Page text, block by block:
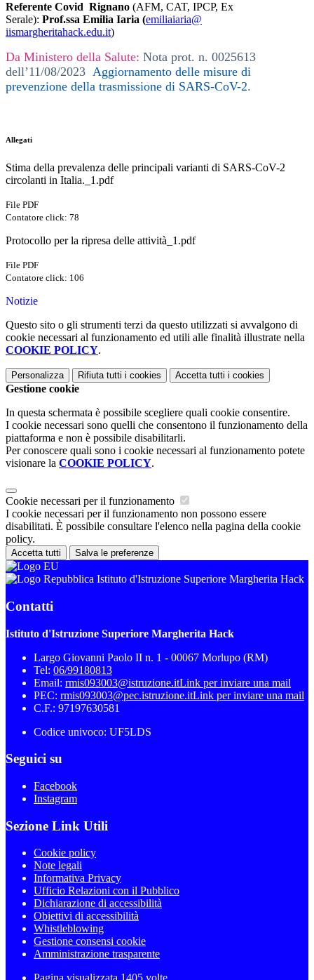
Referente Covid Rignano (AFM, CAT, IPCP, Ex
Serale): Prof.ssa Emilia Iaria (emiliaiaria@
iismargheritahack.edu.it)
Da Ministero della Salute: Nota prot. n. 0025613
dell’11/08/2023 Aggiornamento delle misure di
prevenzione della trasmissione di SARS-CoV-2.
Allegati
Stima della prevalenza delle principali varianti di SARS-CoV-2
circolanti in Italia._1.pdf
File PDF
Contatore click: 78
Protocollo per la ripresa delle attività_1.pdf
File PDF
Contatore click: 106
Notizie
Questo sito o gli strumenti terzi da questo utilizzati si avvalgono di
cookie necessari al funzionamento ed utili alle finalità illustrate nella
COOKIE POLICY.
Personalizza Rifiuta tutti i cookies Accetta tutti i cookies
Gestione cookie
In questa schermata è possibile scegliere quali cookie consentire.
I cookie necessari sono quelli che consentono il funzionamento della
piattaforma e non è possibile disabilitarli.
Per conoscere quali sono i cookie necessari al funzionamento potete
visionare la COOKIE POLICY.
Cookie necessari per il funzionamento
I cookie necessari per il funzionamento non possono essere
disabilitati. È possibile consultare l'elenco nella pagina della cookie
policy.
Accetta tutti Salva le preferenze
Istituto d'Istruzione Superiore Margherita Hack
Contatti
Istituto d'Istruzione Superiore Margherita Hack
Largo Giovanni Paolo II n. 1 - 00067 Morlupo (RM)
Tel: 06/99180813
Email: rmis093003@istruzione.itLink per inviare una mail
PEC: rmis093003@pec.istruzione.itLink per inviare una mail
C.F.: 97197630581
Codice univoco: UF5LDS
Seguici su
Facebook
Instagram
Sezione Link Utili
Cookie policy
Note legali
Informativa Privacy
Ufficio Relazioni con il Pubblico
Dichiarazione di accessibilità
Obiettivi di accessibilità
Whistleblowing
Gestione consensi cookie
Amministrazione trasparente